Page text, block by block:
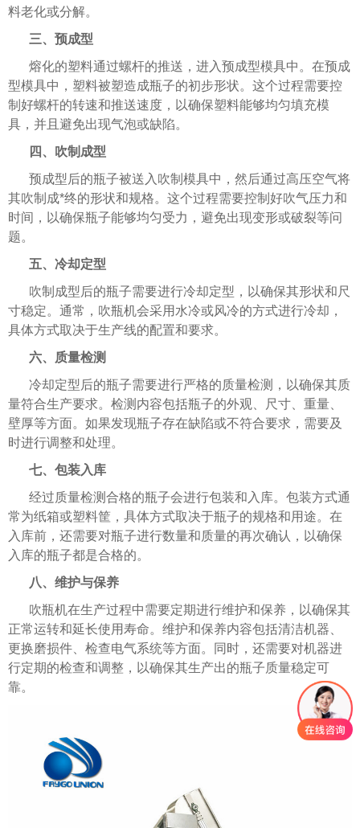
料老化或分解。
三、预成型
熔化的塑料通过螺杆的推送，进入预成型模具中。在预成
型模具中，塑料被塑造成瓶子的初步形状。这个过程需要控
制好螺杆的转速和推送速度，以确保塑料能够均匀填充模
具，并且避免出现气泡或缺陷。
四、吹制成型
预成型后的瓶子被送入吹制模具中，然后通过高压空气将
其吹制成*终的形状和规格。这个过程需要控制好吹气压力和
时间，以确保瓶子能够均匀受力，避免出现变形或破裂等问
题。
五、冷却定型
吹制成型后的瓶子需要进行冷却定型，以确保其形状和尺
寸稳定。通常，吹瓶机会采用水冷或风冷的方式进行冷却，
具体方式取决于生产线的配置和要求。
六、质量检测
冷却定型后的瓶子需要进行严格的质量检测，以确保其质
量符合生产要求。检测内容包括瓶子的外观、尺寸、重量、
壁厚等方面。如果发现瓶子存在缺陷或不符合要求，需要及
时进行调整和处理。
七、包装入库
经过质量检测合格的瓶子会进行包装和入库。包装方式通
常为纸箱或塑料筐，具体方式取决于瓶子的规格和用途。在
入库前，还需要对瓶子进行数量和质量的再次确认，以确保
入库的瓶子都是合格的。
八、维护与保养
吹瓶机在生产过程中需要定期进行维护和保养，以确保其
正常运转和延长使用寿命。维护和保养内容包括清洁机器、
更换磨损件、检查电气系统等方面。同时，还需要对机器进
行定期的检查和调整，以确保其生产出的瓶子质量稳定可
靠。